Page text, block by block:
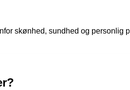
skønhed, sundhed og personlig